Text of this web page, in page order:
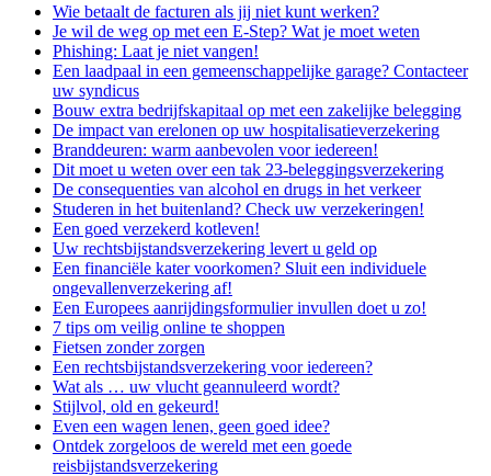
Wie betaalt de facturen als jij niet kunt werken?
Je wil de weg op met een E-Step? Wat je moet weten
Phishing: Laat je niet vangen!
Een laadpaal in een gemeenschappelijke garage? Contacteer
uw syndicus
Bouw extra bedrijfskapitaal op met een zakelijke belegging
De impact van erelonen op uw hospitalisatieverzekering
Branddeuren: warm aanbevolen voor iedereen!
Dit moet u weten over een tak 23-beleggingsverzekering
De consequenties van alcohol en drugs in het verkeer
Studeren in het buitenland? Check uw verzekeringen!
Een goed verzekerd kotleven!
Uw rechtsbijstandsverzekering levert u geld op
Een financiële kater voorkomen? Sluit een individuele
ongevallenverzekering af!
Een Europees aanrijdingsformulier invullen doet u zo!
7 tips om veilig online te shoppen
Fietsen zonder zorgen
Een rechtsbijstandsverzekering voor iedereen?
Wat als … uw vlucht geannuleerd wordt?
Stijlvol, old en gekeurd!
Even een wagen lenen, geen goed idee?
Ontdek zorgeloos de wereld met een goede
reisbijstandsverzekering